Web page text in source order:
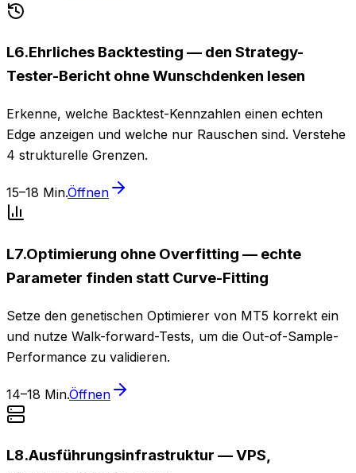
L6.Ehrliches Backtesting — den Strategy-
Tester-Bericht ohne Wunschdenken lesen
Erkenne, welche Backtest-Kennzahlen einen echten
Edge anzeigen und welche nur Rauschen sind. Verstehe
4 strukturelle Grenzen.
15–18 Min.Öffnen
L7.Optimierung ohne Overfitting — echte
Parameter finden statt Curve-Fitting
Setze den genetischen Optimierer von MT5 korrekt ein
und nutze Walk-forward-Tests, um die Out-of-Sample-
Performance zu validieren.
14–18 Min.Öffnen
L8.Ausführungsinfrastruktur — VPS,